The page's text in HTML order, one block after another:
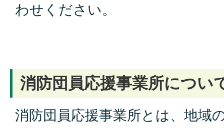
わせください。
消防団員応援事業所につい
消防団員応援事業所とは、地域